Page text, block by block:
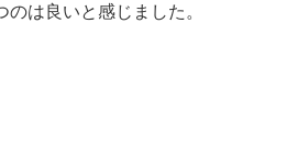
は良いと感じました。